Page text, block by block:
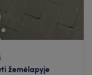
žemėlapyje